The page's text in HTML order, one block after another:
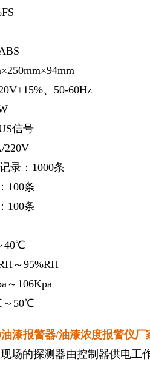
、50-60Hz
信号
220V
录：1000条
条
条
40℃
～95%RH
～106Kpa
～50℃
漆报警器/油漆浓度报警仪厂
场的探测器由控制器供电工